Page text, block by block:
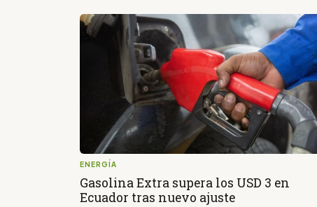
ENERGÍA
Gasolina Extra supera los USD 3 en
Ecuador tras nuevo ajuste